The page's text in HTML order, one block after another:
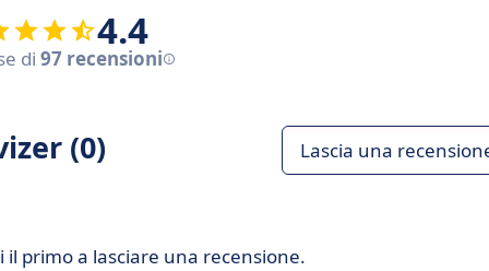
4.4
di 97 recensioni
(0) Lascia una
il primo a lasciare una recensione.